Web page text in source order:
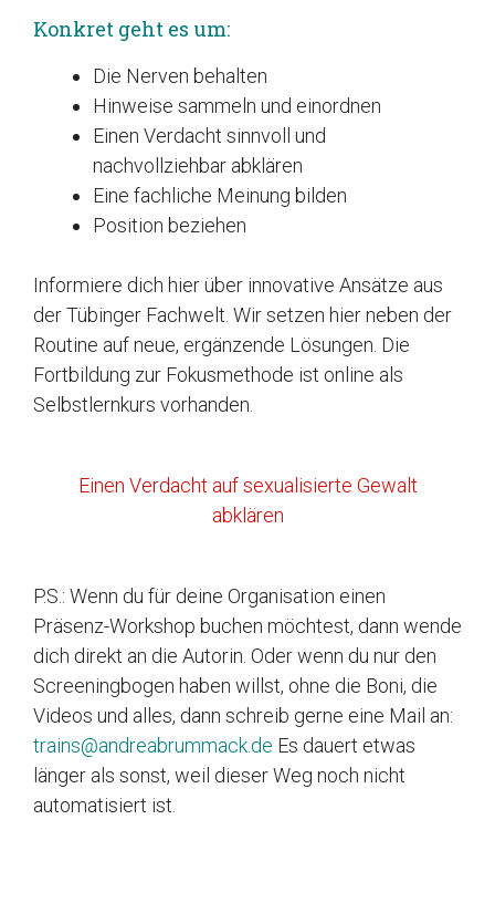
Konkret geht es um:
Die Nerven behalten
Hinweise sammeln und einordnen
Einen Verdacht sinnvoll und
nachvollziehbar abklären
Eine fachliche Meinung bilden
Position beziehen
Informiere dich hier über innovative Ansätze aus
der Tübinger Fachwelt. Wir setzen hier neben der
Routine auf neue, ergänzende Lösungen. Die
Fortbildung zur Fokusmethode ist online als
Selbstlernkurs vorhanden.
Einen Verdacht auf sexualisierte Gewalt
abklären
P.S.: Wenn du für deine Organisation einen
Präsenz-Workshop buchen möchtest, dann wende
dich direkt an die Autorin. Oder wenn du nur den
Screeningbogen haben willst, ohne die Boni, die
Videos und alles, dann schreib gerne eine Mail an:
trains@andreabrummack.de Es dauert etwas
länger als sonst, weil dieser Weg noch nicht
automatisiert ist.